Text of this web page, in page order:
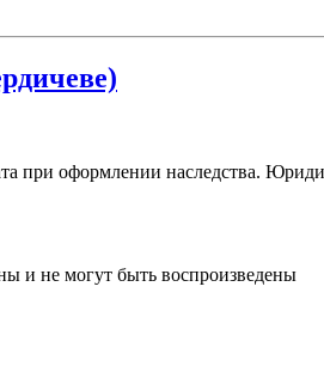
при оформлении наследства.
и не могут быть воспроизведены